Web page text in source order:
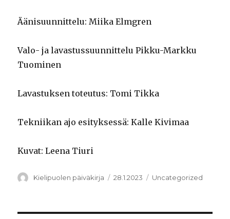
Äänisuunnittelu: Miika Elmgren
Valo- ja lavastussuunnittelu Pikku-Markku
Tuominen
Lavastuksen toteutus: Tomi Tikka
Tekniikan ajo esityksessä: Kalle Kivimaa
Kuvat: Leena Tiuri
Kirjoittaja
Kielipuolen päiväkirja Julkaistu
28.1.2023 Kategoriat
Uncategorized